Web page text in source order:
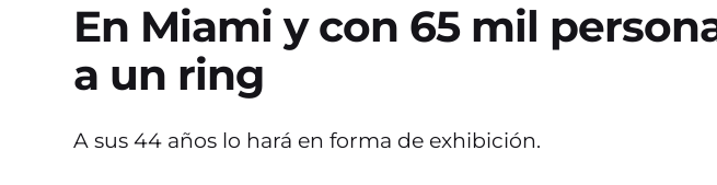
En Miami y con 65 mil
a un ring
A sus 44 años lo hará en forma de exhibición.